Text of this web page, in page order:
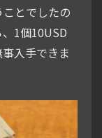
とでしたの
1個10USD
入手できま